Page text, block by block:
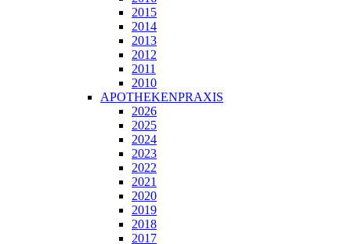
2015
2014
2013
2012
2011
2010
APOTHEKENPRAXIS
2026
2025
2024
2023
2022
2021
2020
2019
2018
2017